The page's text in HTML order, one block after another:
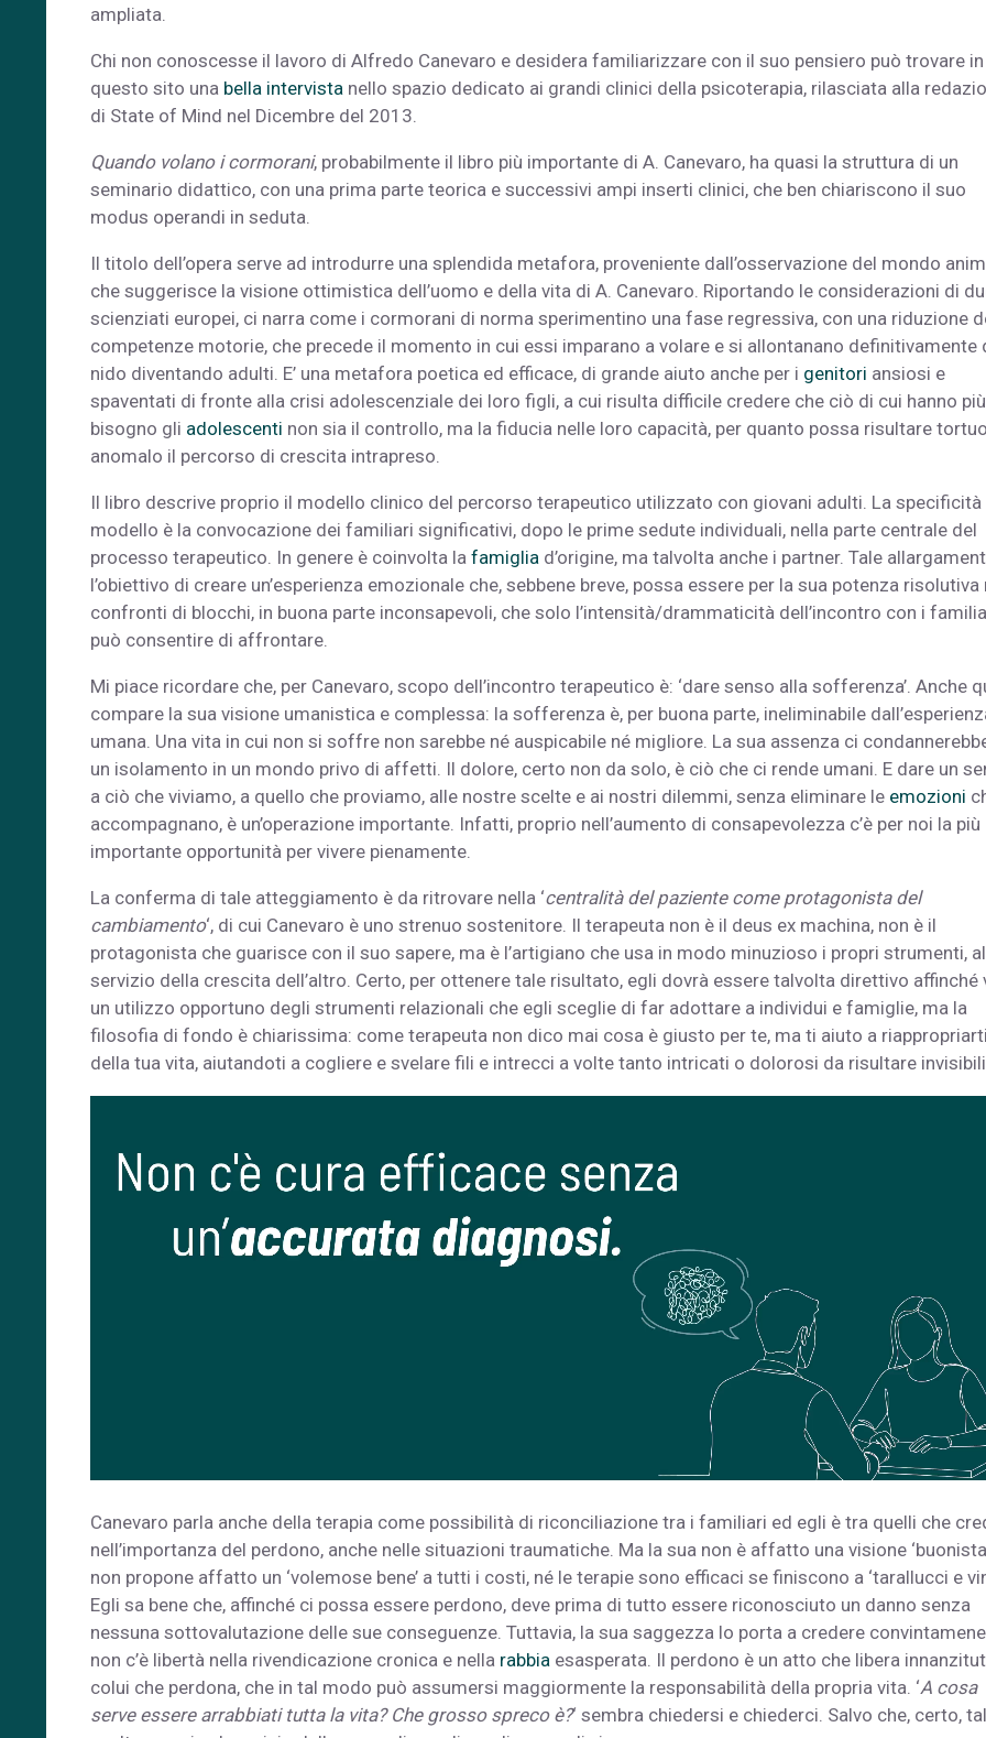
ampliata.
Chi non conoscesse il lavoro di Alfredo Canevaro e desidera familiarizzare con il suo pensiero può trovare in
questo sito una bella intervista nello spazio dedicato ai grandi clinici della psicoterapia, rilasciata alla
di State of Mind nel Dicembre del 2013.
Quando volano i cormorani, probabilmente il libro più importante di A. Canevaro, ha quasi la struttura di un
seminario didattico, con una prima parte teorica e successivi ampi inserti clinici, che ben chiariscono il suo
modus operandi in seduta.
Il titolo dell’opera serve ad introdurre una splendida metafora, proveniente dall’osservazione del mondo
che suggerisce la visione ottimistica dell’uomo e della vita di A. Canevaro. Riportando le considerazioni di
scienziati europei, ci narra come i cormorani di norma sperimentino una fase regressiva, con una riduzione
competenze motorie, che precede il momento in cui essi imparano a volare e si allontanano definitivamente
nido diventando adulti. E’ una metafora poetica ed efficace, di grande aiuto anche per i genitori ansiosi e
spaventati di fronte alla crisi adolescenziale dei loro figli, a cui risulta difficile credere che ciò di cui hanno più
bisogno gli adolescenti non sia il controllo, ma la fiducia nelle loro capacità, per quanto possa risultare
anomalo il percorso di crescita intrapreso.
Il libro descrive proprio il modello clinico del percorso terapeutico utilizzato con giovani adulti. La specificità
modello è la convocazione dei familiari significativi, dopo le prime sedute individuali, nella parte centrale del
processo terapeutico. In genere è coinvolta la famiglia d’origine, ma talvolta anche i partner. Tale
l’obiettivo di creare un’esperienza emozionale che, sebbene breve, possa essere per la sua potenza risolutiva
confronti di blocchi, in buona parte inconsapevoli, che solo l’intensità/drammaticità dell’incontro con i
può consentire di affrontare.
Mi piace ricordare che, per Canevaro, scopo dell’incontro terapeutico è: ‘dare senso alla sofferenza’. Anche
compare la sua visione umanistica e complessa: la sofferenza è, per buona parte, ineliminabile
umana. Una vita in cui non si soffre non sarebbe né auspicabile né migliore. La sua assenza ci
un isolamento in un mondo privo di affetti. Il dolore, certo non da solo, è ciò che ci rende umani. E dare un
a ciò che viviamo, a quello che proviamo, alle nostre scelte e ai nostri dilemmi, senza eliminare le emozioni
accompagnano, è un’operazione importante. Infatti, proprio nell’aumento di consapevolezza c’è per noi la più
importante opportunità per vivere pienamente.
La conferma di tale atteggiamento è da ritrovare nella ‘centralità del paziente come protagonista del
cambiamento‘, di cui Canevaro è uno strenuo sostenitore. Il terapeuta non è il deus ex machina, non è il
protagonista che guarisce con il suo sapere, ma è l’artigiano che usa in modo minuzioso i propri strumenti, al
servizio della crescita dell’altro. Certo, per ottenere tale risultato, egli dovrà essere talvolta direttivo affinché
un utilizzo opportuno degli strumenti relazionali che egli sceglie di far adottare a individui e famiglie, ma la
filosofia di fondo è chiarissima: come terapeuta non dico mai cosa è giusto per te, ma ti aiuto a riappropriarti
della tua vita, aiutandoti a cogliere e svelare fili e intrecci a volte tanto intricati o dolorosi da risultare
Canevaro parla anche della terapia come possibilità di riconciliazione tra i familiari ed egli è tra quelli che
nell’importanza del perdono, anche nelle situazioni traumatiche. Ma la sua non è affatto una visione
non propone affatto un ‘volemose bene’ a tutti i costi, né le terapie sono efficaci se finiscono a ‘tarallucci e
Egli sa bene che, affinché ci possa essere perdono, deve prima di tutto essere riconosciuto un danno senza
nessuna sottovalutazione delle sue conseguenze. Tuttavia, la sua saggezza lo porta a credere
non c’è libertà nella rivendicazione cronica e nella rabbia esasperata. Il perdono è un atto che libera
colui che perdona, che in tal modo può assumersi maggiormente la responsabilità della propria vita. ‘A cosa
serve essere arrabbiati tutta la vita? Che grosso spreco è?‘ sembra chiedersi e chiederci. Salvo che, certo,